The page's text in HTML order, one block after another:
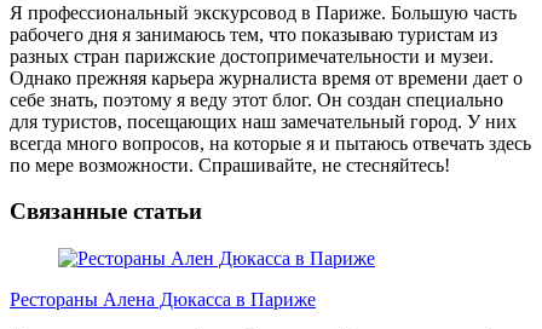
Я профессиональный экскурсовод в Париже. Большую часть
рабочего дня я занимаюсь тем, что показываю туристам из
разных стран парижские достопримечательности и музеи.
Однако прежняя карьера журналиста время от времени дает о
себе знать, поэтому я веду этот блог. Он создан специально
для туристов, посещающих наш замечательный город. У них
всегда много вопросов, на которые я и пытаюсь отвечать здесь
по мере возможности. Спрашивайте, не стесняйтесь!
Facebook
Instagram
Связанные статьи
Рестораны Алена Дюкасса в Париже